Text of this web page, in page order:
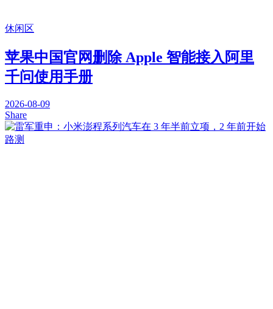
休闲区
苹果中国官网删除 Apple 智能接入阿里
千问使用手册
2026-08-09
Share